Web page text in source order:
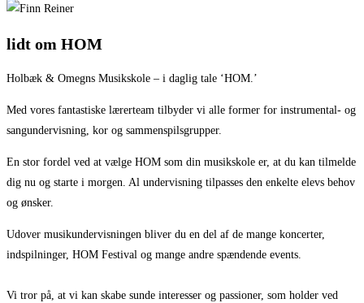
lidt om HOM
Holbæk & Omegns Musikskole – i daglig tale ‘HOM.’
Med vores fantastiske lærerteam tilbyder vi alle former for instrumental- og
sangundervisning, kor og sammenspilsgrupper.
En stor fordel ved at vælge HOM som din musikskole er, at du kan tilmelde
dig nu og starte i morgen. Al undervisning tilpasses den enkelte elevs behov
og ønsker.
Udover musikundervisningen bliver du en del af de mange koncerter,
indspilninger, HOM Festival og mange andre spændende events.
Vi tror på, at vi kan skabe sunde interesser og passioner, som holder ved